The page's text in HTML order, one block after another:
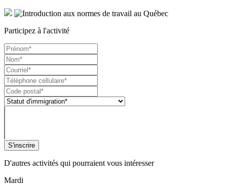
Participez à l'activité
S'inscrire
D'autres activités qui pourraient vous intéresser
Mardi